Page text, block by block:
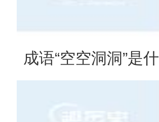
成语“空空洞洞”是什